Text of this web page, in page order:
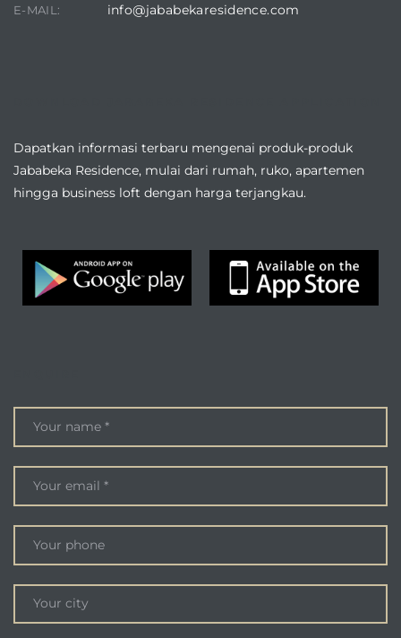
E-MAIL: info@jababekaresidence.com
Dapatkan informasi terbaru mengenai produk-produk
Jababeka Residence, mulai dari rumah, ruko, apartemen
hingga business loft dengan harga terjangkau.